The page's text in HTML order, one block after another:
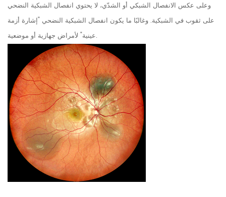
وعلى عكس الانفصال الشبكي أو الشدّي، لا يحتوي انفصال الشبكية النضحي
على ثقوب في الشبكية. وغالبًا ما يكون انفصال الشبكية النضحي "إشارة أزمة
عينية" لأمراض جهازية أو موضعية.